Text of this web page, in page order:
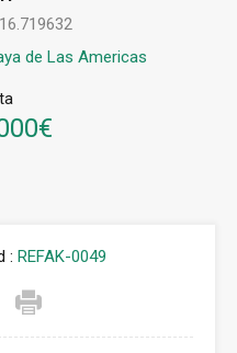
de Las Americas
: REFAK-0049